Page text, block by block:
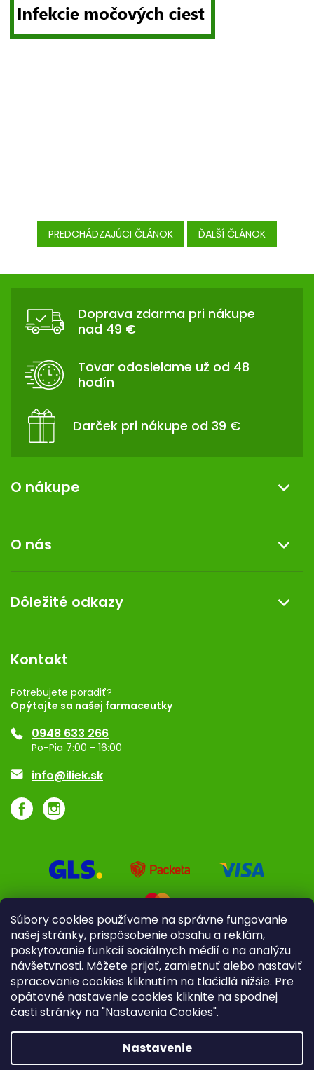
Súbory cookies používame na správne fungovanie
našej stránky, prispôsobenie obsahu a reklám,
poskytovanie funkcií sociálnych médií a na analýzu
návšetvnosti. Môžete prijať, zamietnuť alebo nastaviť
spracovanie cookies kliknutím na tlačidlá nižšie. Pre
opätovné nastavenie cookies kliknite na spodnej
časti stránky na "Nastavenia Cookies".
Nastavenie
PREDCHÁDZAJÚCI ČLÁNOK ĎALŠÍ ČLÁNOK
Doprava zdarma pri nákupe
nad 49 €
Tovar odosielame už od 48
hodín
Darček pri nákupe od 39 €
O nákupe
Reklamácia a vrátenie tovaru
Doprava a platba
Darček k nákupu
Obchodné podmienky
O nás
Kontakt
Dermocentrum
Dôležité odkazy
Rozhodnutie na prevádzku
Registrácia
Ponuka pre firmy
Značky
Kontakt
Potrebujete poradiť?
Opýtajte sa našej farmaceutky
0948 633 266
Po-Pia 7:00 - 16:00
info@iliek.sk
Pre firmy Poradenstvo
iliek.sk. Všetky práva vyhradené.
nastavenie cookies